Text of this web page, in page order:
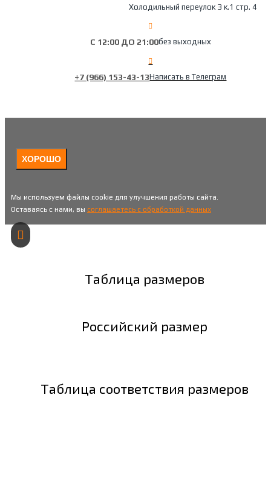
Холодильный переулок 3 к.1 стр. 4
С 12:00 ДО 21:00без выходных
+7 (966) 153-43-13Написать в Телеграм
ХОРОШО
Мы используем файлы cookie для улучшения работы сайта.
Оставаясь с нами, вы соглашаетесь с обработкой данных
Таблица размеров
Российский размер
Таблица соответствия размеров